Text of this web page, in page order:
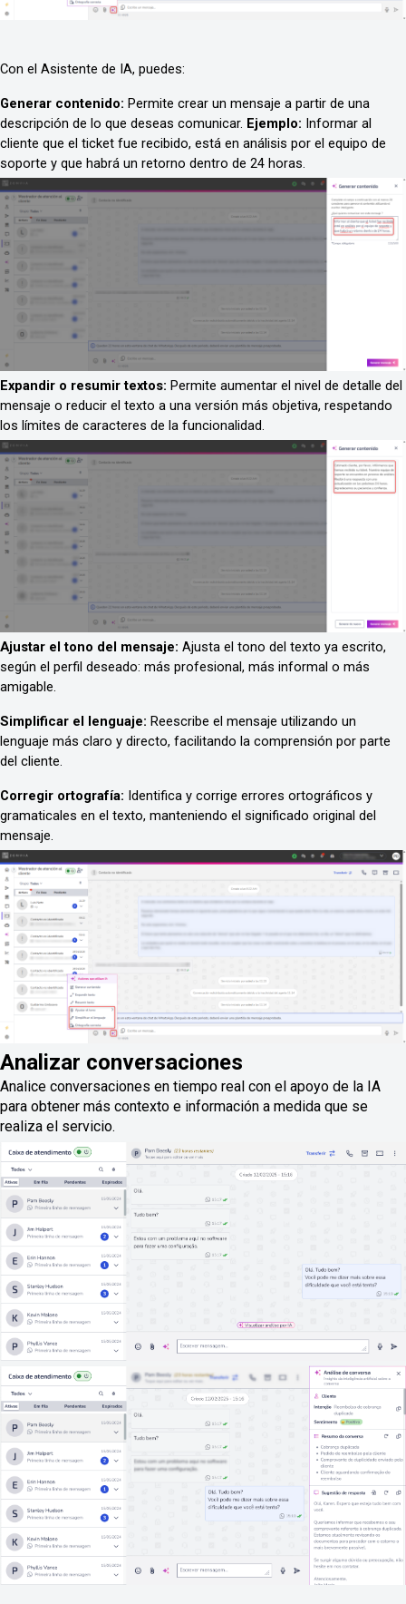
Con el Asistente de IA, puedes:
Generar contenido: Permite crear un mensaje a partir de una
descripción de lo que deseas comunicar. Ejemplo: Informar al
cliente que el ticket fue recibido, está en análisis por el equipo de
soporte y que habrá un retorno dentro de 24 horas.
Expandir o resumir textos: Permite aumentar el nivel de detalle del
mensaje o reducir el texto a una versión más objetiva, respetando
los límites de caracteres de la funcionalidad.
Ajustar el tono del mensaje: Ajusta el tono del texto ya escrito,
según el perfil deseado: más profesional, más informal o más
amigable.
Simplificar el lenguaje: Reescribe el mensaje utilizando un
lenguaje más claro y directo, facilitando la comprensión por parte
del cliente.
Corregir ortografía: Identifica y corrige errores ortográficos y
gramaticales en el texto, manteniendo el significado original del
mensaje.
Analizar conversaciones
Analice conversaciones en tiempo real con el apoyo de la IA
para obtener más contexto e información a medida que se
realiza el servicio.